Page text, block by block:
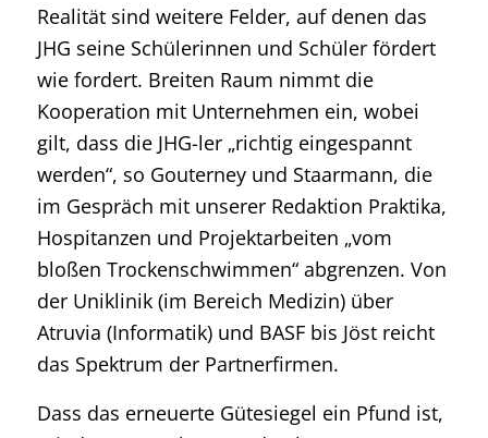
Realität sind weitere Felder, auf denen das
JHG seine Schülerinnen und Schüler fördert
wie fordert. Breiten Raum nimmt die
Kooperation mit Unternehmen ein, wobei
gilt, dass die JHG-ler „richtig eingespannt
werden“, so Gouterney und Staarmann, die
im Gespräch mit unserer Redaktion Praktika,
Hospitanzen und Projektarbeiten „vom
bloßen Trockenschwimmen“ abgrenzen. Von
der Uniklinik (im Bereich Medizin) über
Atruvia (Informatik) und BASF bis Jöst reicht
das Spektrum der Partnerfirmen.
Dass das erneuerte Gütesiegel ein Pfund ist,